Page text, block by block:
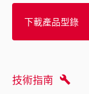
下載產品型錄
技術指南